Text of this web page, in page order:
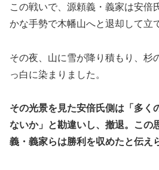
この戦いで、源頼義・義家は安倍
かな手勢で木幡山へと退却して立
その夜、山に雪が降り積もり、杉
っ白に染まりました。
その光景を見た安倍氏側は「多く
ないか」と勘違いし、撤退。この
義・義家らは勝利を収めたと伝え